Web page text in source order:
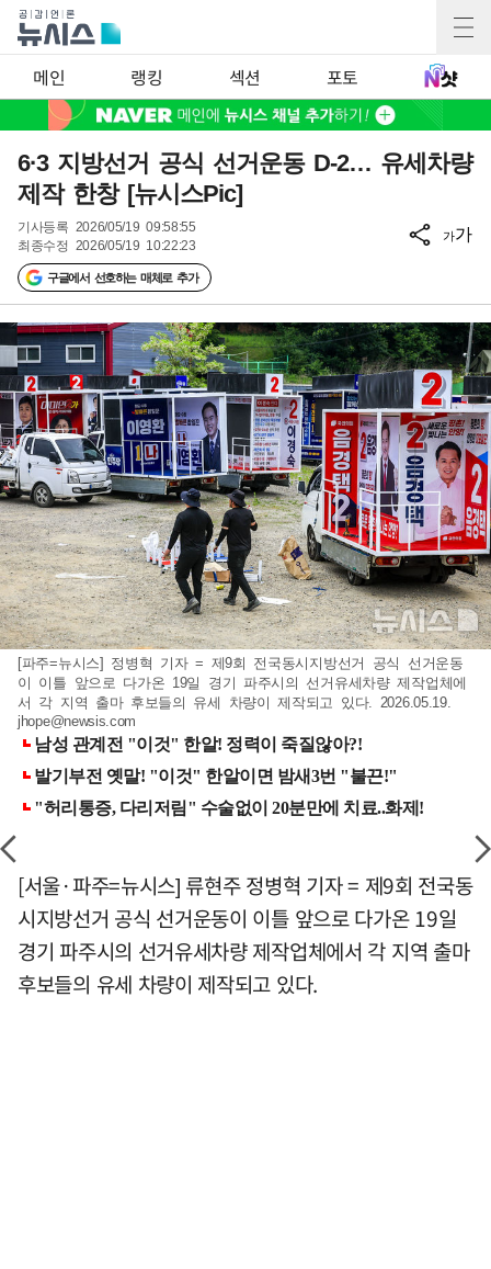
메인 랭킹 섹션 포토
6·3 지방선거 공식 선거운동 D-2… 유세차량
제작 한창 [뉴시스Pic]
기사등록 2026/05/19 09:58:55
최종수정 2026/05/19 10:22:23
구글에서 선호하는 매체로 추가
가가
[파주=뉴시스] 정병혁 기자 = 제9회 전국동시지방선거 공식 선거운동
이 이틀 앞으로 다가온 19일 경기 파주시의 선거유세차량 제작업체에
서 각 지역 출마 후보들의 유세 차량이 제작되고 있다. 2026.05.19.
jhope@newsis.com
[서울·파주=뉴시스] 류현주 정병혁 기자 = 제9회 전국동
시지방선거 공식 선거운동이 이틀 앞으로 다가온 19일
경기 파주시의 선거유세차량 제작업체에서 각 지역 출마
후보들의 유세 차량이 제작되고 있다.